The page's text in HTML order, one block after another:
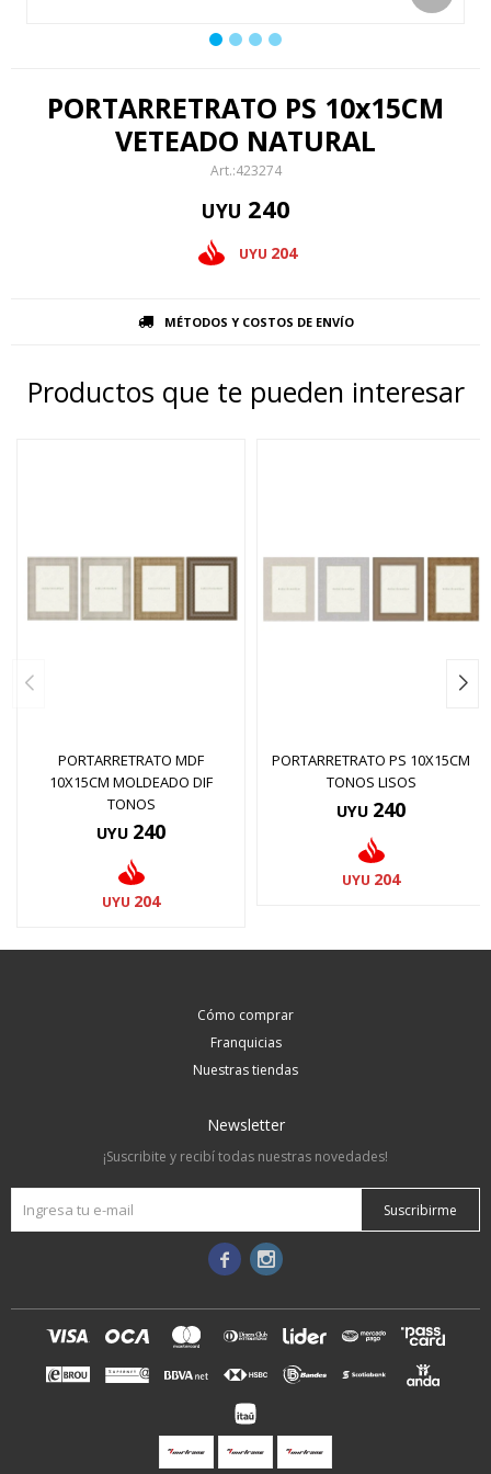
PORTARRETRATO PS 10x15CM
VETEADO NATURAL
423274
UYU 240
UYU 204
MÉTODOS Y COSTOS DE ENVÍO
Productos que te pueden interesar
PORTARRETRATO MDF
10X15CM MOLDEADO DIF
TONOS
UYU 240
UYU 204
PORTARRETRATO PS 10X15CM
TONOS LISOS
UYU 240
UYU 204
Cómo comprar
Franquicias
Nuestras tiendas
Newsletter
¡Suscribite y recibí todas nuestras novedades!
Suscribirme
 